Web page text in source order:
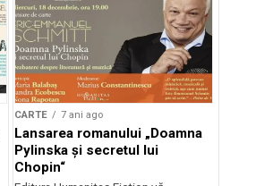
CARTE 7 ani ago
Lansarea romanului „Doamna
Pylinska și secretul lui
Chopin“